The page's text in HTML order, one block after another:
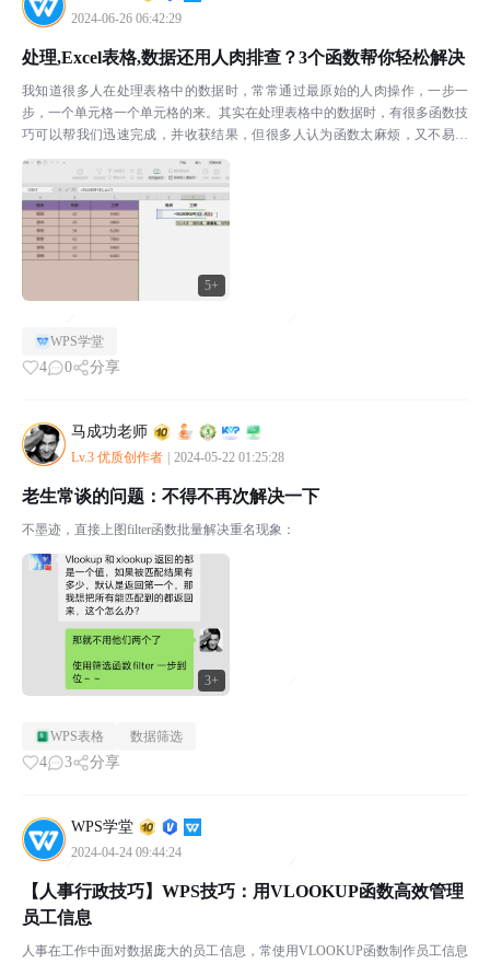
2024-06-26 06:42:29
5+
处理,Excel表格,数据还用人肉排查？3个函数帮你轻松解决
我知道很多人在处理表格中的数据时，常常通过最原始的人肉操作，一步一
步，一个单元格一个单元格的来。其实在处理表格中的数据时，有很多函数技
巧可以帮我们迅速完成，并收获结果，但很多人认为函数太麻烦，又不易学
习，因此一直敬而远之。今天，我们先来学习三个基础的表格函...
WPS学堂
4 0 分享
马成功老师
Lv.3 优质创作者 2024-05-22 01:25:28
3+
老生常谈的问题：不得不再次解决一下
不墨迹，直接上图filter函数批量解决重名现象：
WPS表格 数据筛选
4 3 分享
WPS学堂
2024-04-24 09:44:24
【人事行政技巧】WPS技巧：用VLOOKUP函数高效管理
员工信息
人事在工作中面对数据庞大的员工信息，常使用VLOOKUP函数制作员工信息